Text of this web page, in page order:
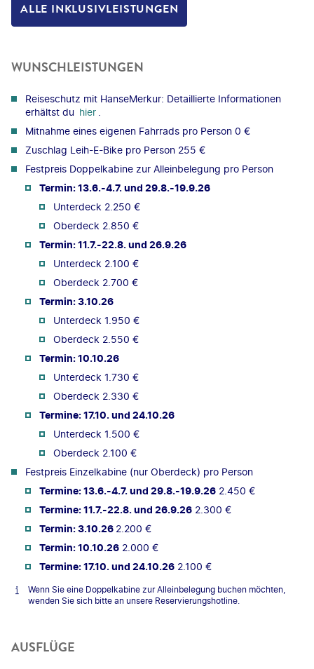
ALLE INKLUSIVLEISTUNGEN
WUNSCHLEISTUNGEN
Reiseschutz mit HanseMerkur: Detaillierte Informationen
erhältst du hier
Mitnahme eines eigenen Fahrrads pro Person 0 €
Zuschlag Leih-E-Bike pro Person 255 €
Festpreis Doppelkabine zur Alleinbelegung pro Person
Termin: 13.6.-4.7. und 29.8.-19.9.26
Unterdeck 2.250 €
Oberdeck 2.850 €
Termin: 11.7.-22.8. und 26.9.26
Unterdeck 2.100 €
Oberdeck 2.700 €
Termin: 3.10.26
Unterdeck 1.950 €
Oberdeck 2.550 €
Termin: 10.10.26
Unterdeck 1.730 €
Oberdeck 2.330 €
Termine: 17.10. und 24.10.26
Unterdeck 1.500 €
Oberdeck 2.100 €
Festpreis Einzelkabine (nur Oberdeck) pro Person
Termine: 13.6.-4.7. und 29.8.-19.9.26 2.450 €
Termine: 11.7.-22.8. und 26.9.26 2.300 €
Termin: 3.10.26 2.200 €
Termin: 10.10.26 2.000 €
Termine: 17.10. und 24.10.26 2.100 €
Wenn Sie eine Doppelkabine zur Alleinbelegung buchen möchten,
wenden Sie sich bitte an unsere Reservierungshotline.
AUSFLÜGE